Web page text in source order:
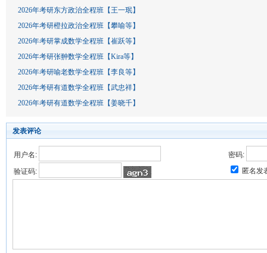
2026年考研东方政治全程班【王一珉】
2026年考研橙拉政治全程班【攀喻等】
2026年考研掌成数学全程班【崔跃等】
2026年考研张翀数学全程班【Kira等】
2026年考研喻老数学全程班【李良等】
2026年考研有道数学全程班【武忠祥】
2026年考研有道数学全程班【姜晓千】
发表评论
用户名:
密码:
验证码:
匿名发